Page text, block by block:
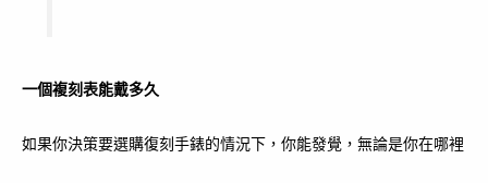
一個複刻表能戴多久
如果你決策要選購復刻手錶的情況下，你能發覺，無論是你在哪裡